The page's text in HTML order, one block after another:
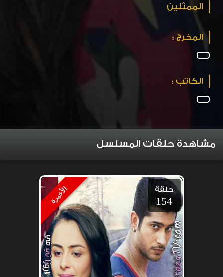
الممثلين
المخرج :
الكاتب :
مشاهدة حلقات المسلسل
الأخيرة حلقة
154